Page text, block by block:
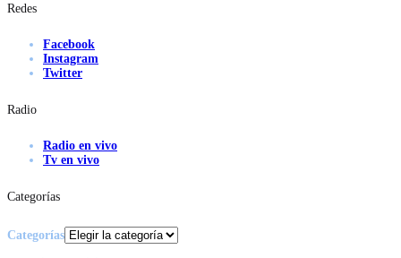
Redes
Facebook
Instagram
Twitter
Radio
Radio en vivo
Tv en vivo
Categorías
Categorías